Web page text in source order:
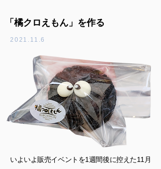
「橘クロえもん」を作る
2021.11.6
いよいよ販売イベントを1週間後に控えた11月